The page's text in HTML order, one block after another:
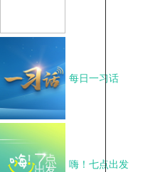
每日一习话
嗨！七点出发